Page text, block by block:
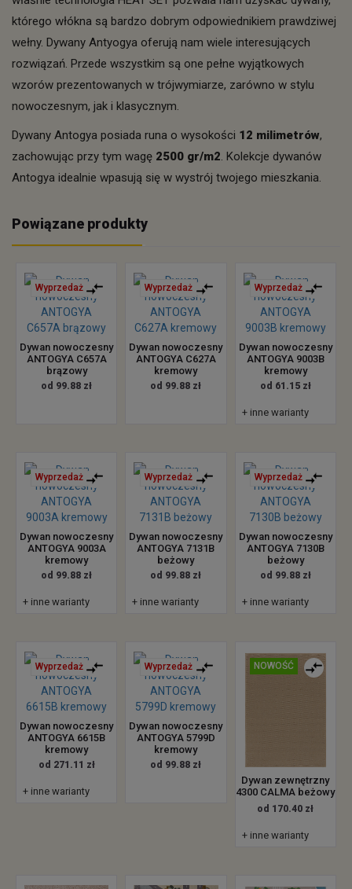
którego włókna są bardzo dobrym odpowiednikiem prawdziwej
wełny. Dywany Antyogya oferują nam wiele interesujących
rozwiązań. Przede wszystkim są one pełne wyjątkowych
wzorów prezentowanych w trójwymiarze, zarówno w stylu
nowoczesnym, jak i klasycznym.
Dywany Antogya posiada runa o wysokości 12 milimetrów,
zachowując przy tym wagę 2500 gr/m2. Kolekcje dywanów
Antogya idealnie wpasują się w wystrój twojego mieszkania.
Powiązane produkty
Wyprzedaż
Dywan nowoczesny
ANTOGYA C657A
brązowy
od 99.88 zł
Wyprzedaż
Dywan nowoczesny
ANTOGYA C627A
kremowy
od 99.88 zł
Wyprzedaż
Dywan nowoczesny
ANTOGYA 9003B
kremowy
od 61.15 zł
+ inne warianty
Wyprzedaż
Dywan nowoczesny
ANTOGYA 9003A
kremowy
od 99.88 zł
+ inne warianty
Wyprzedaż
Dywan nowoczesny
ANTOGYA 7131B
beżowy
od 99.88 zł
+ inne warianty
Wyprzedaż
Dywan nowoczesny
ANTOGYA 7130B
beżowy
od 99.88 zł
+ inne warianty
Wyprzedaż
Dywan nowoczesny
ANTOGYA 6615B
kremowy
od 271.11 zł
+ inne warianty
Wyprzedaż
Dywan nowoczesny
ANTOGYA 5799D
kremowy
od 99.88 zł
NOWOŚĆ
Dywan zewnętrzny
4300 CALMA beżowy
od 170.40 zł
+ inne warianty